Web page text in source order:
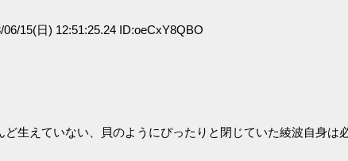
06/15(日) 12:51:25.24 ID:oeCxY8QBO
生えていない、貝のようにぴったりと閉じていた綾波自身は